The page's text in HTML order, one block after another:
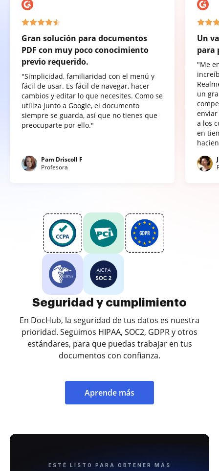
Gran solución para documentos
PDF con muy poco conocimiento
previo requerido.
"Simplicidad, familiaridad con el menú y
fácil de usar. Es fácil de navegar, hacer
cambios y editar lo que necesites. Como se
utiliza junto a Google, el documento
siempre se guarda, así que no tienes que
preocuparte por ello."
Pam Driscoll F
Profesora
Un
para
"Me
un
a los
en
Seguridad y cumplimiento
En DocHub, la seguridad de tus datos es nuestra
prioridad. Seguimos HIPAA, SOC2, GDPR y otros
estándares, para que puedas trabajar en tus
documentos con confianza.
Aprende más
ESTÉ LISTO PARA OBTENER MÁS